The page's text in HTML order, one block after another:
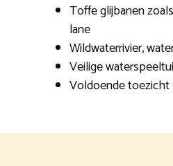
Toffe glijbanen
lane
Wildwaterrivier,
Veilige
Voldoende toezicht